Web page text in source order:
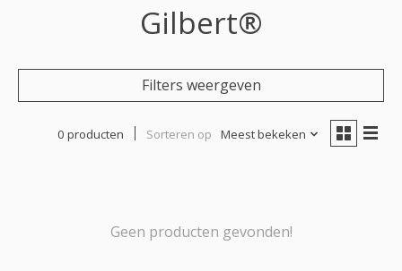
Gilbert®
Filters weergeven
0 producten Sorteren op Meest bekeken
Geen producten gevonden!